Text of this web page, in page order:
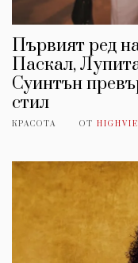
Първият ред
Паскал,
Суинтън
стил
КРАСОТА ОТ